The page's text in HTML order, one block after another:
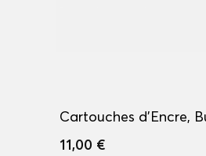
Cartouches d'Encre,
11,00 €